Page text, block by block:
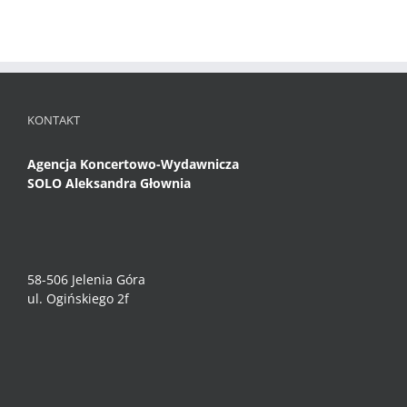
KONTAKT
Agencja Koncertowo-Wydawnicza
SOLO Aleksandra Głownia
58-506 Jelenia Góra
ul. Ogińskiego 2f